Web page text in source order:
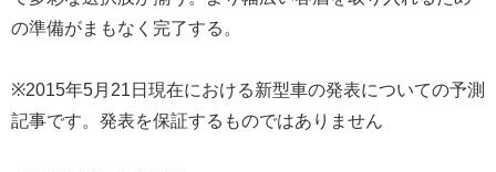
の準備がまもなく完了する。
※2015年5月21日現在における新型車の発表についての予測
記事です。発表を保証するものではありません